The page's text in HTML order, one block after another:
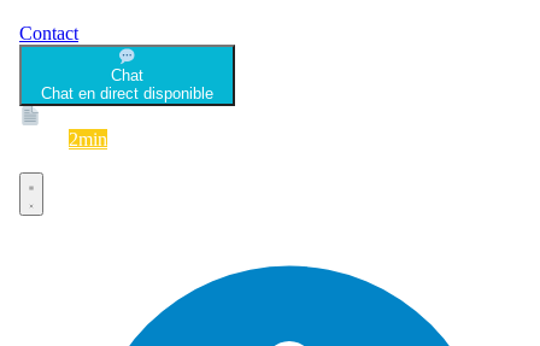
Contact
Chat
Chat en direct disponible
2min